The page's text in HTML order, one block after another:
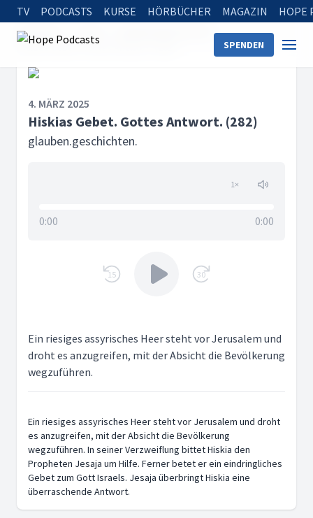
TV PODCASTS KURSE HÖRBÜCHER MAGAZIN HOPE
SPENDEN
Startseite
glauben.geschichten.
Hiskias Gebet. Gottes Antwort. (282)
4. MÄRZ 2025
Hiskias Gebet. Gottes Antwort. (282)
glauben.geschichten.
1×
0:00 0:00
15 30
Ein riesiges assyrisches Heer steht vor Jerusalem und
droht es anzugreifen, mit der Absicht die Bevölkerung
wegzuführen.
Ein riesiges assyrisches Heer steht vor Jerusalem und droht
es anzugreifen, mit der Absicht die Bevölkerung
wegzuführen. In seiner Verzweiflung bittet Hiskia den
Propheten Jesaja um Hilfe. Ferner betet er ein eindringliches
Gebet zum Gott Israels. Jesaja überbringt Hiskia eine
überraschende Antwort.